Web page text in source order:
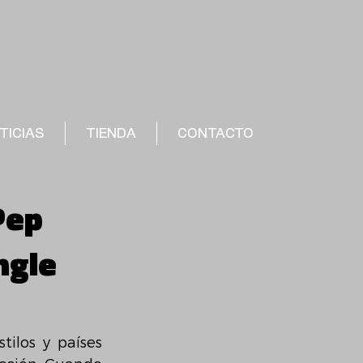
TIENDA CONTACTO
y países